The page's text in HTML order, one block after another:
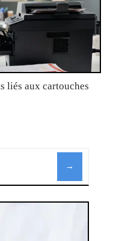
liés aux cartouches